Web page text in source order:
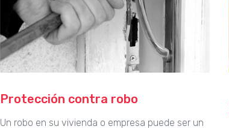
Protección contra robo
Un robo en su vivienda o empresa puede ser un